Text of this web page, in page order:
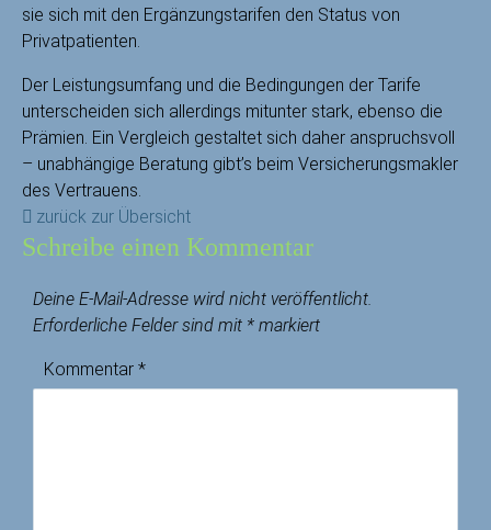
sie sich mit den Ergänzungstarifen den Status von
Privatpatienten.
Der Leistungsumfang und die Bedingungen der Tarife
unterscheiden sich allerdings mitunter stark, ebenso die
Prämien. Ein Vergleich gestaltet sich daher anspruchsvoll
– unabhängige Beratung gibt’s beim Versicherungsmakler
des Vertrauens.
zurück zur Übersicht
Schreibe einen Kommentar
Deine E-Mail-Adresse wird nicht veröffentlicht.
Erforderliche Felder sind mit * markiert
Kommentar *